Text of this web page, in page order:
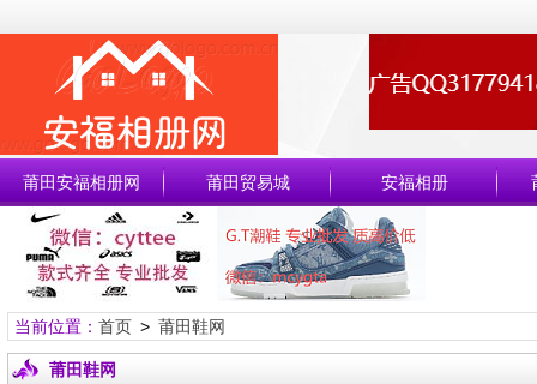
莆田安福相册网 莆田贸易城 安福相册
当前位置： 首页> 莆田鞋网
莆田鞋网